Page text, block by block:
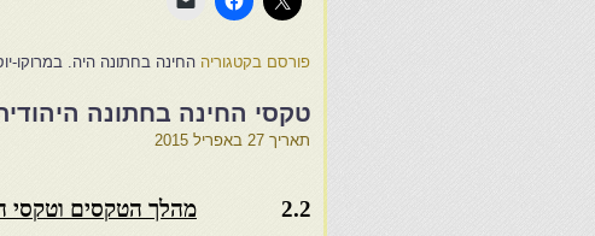
פורסם בקטגוריה החינה בחתונה היה. במרוקו-
טקסי החינה בחתונה
תאריך 27 באפריל 2015
2.2
מהלך הטקסים וטקסי